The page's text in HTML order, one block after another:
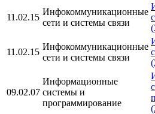
11.02.15
Инфокоммуникационные
сети и системы связи
11.02.15
Инфокоммуникационные
сети и системы связи
09.02.07
Информационные
системы и
программирование